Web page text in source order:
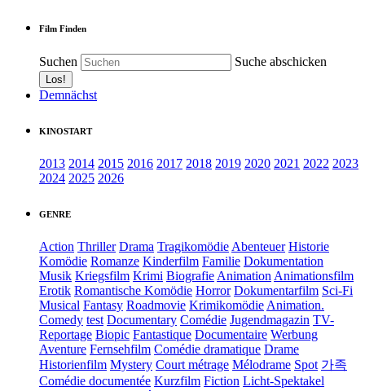
Film Finden
Suchen Suche abschicken
Demnächst
KINOSTART
2013 2014 2015 2016 2017 2018 2019 2020 2021 2022 2023
2024 2025 2026
GENRE
Action Thriller Drama Tragikomödie Abenteuer Historie
Komödie Romanze Kinderfilm Familie Dokumentation
Musik Kriegsfilm Krimi Biografie Animation Animationsfilm
Erotik Romantische Komödie Horror Dokumentarfilm Sci-Fi
Musical Fantasy Roadmovie Krimikomödie Animation.
Comedy test Documentary Comédie Jugendmagazin TV-
Reportage Biopic Fantastique Documentaire Werbung
Aventure Fernsehfilm Comédie dramatique Drame
Historienfilm Mystery Court métrage Mélodrame Spot 가족
Comédie documentée Kurzfilm Fiction Licht-Spektakel